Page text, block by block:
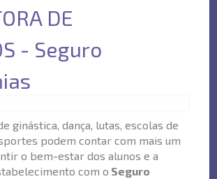
DE
- Seguro
ginástica, dança, lutas, escolas de
podem contar com mais um
o bem-estar dos alunos e a
com o Seguro